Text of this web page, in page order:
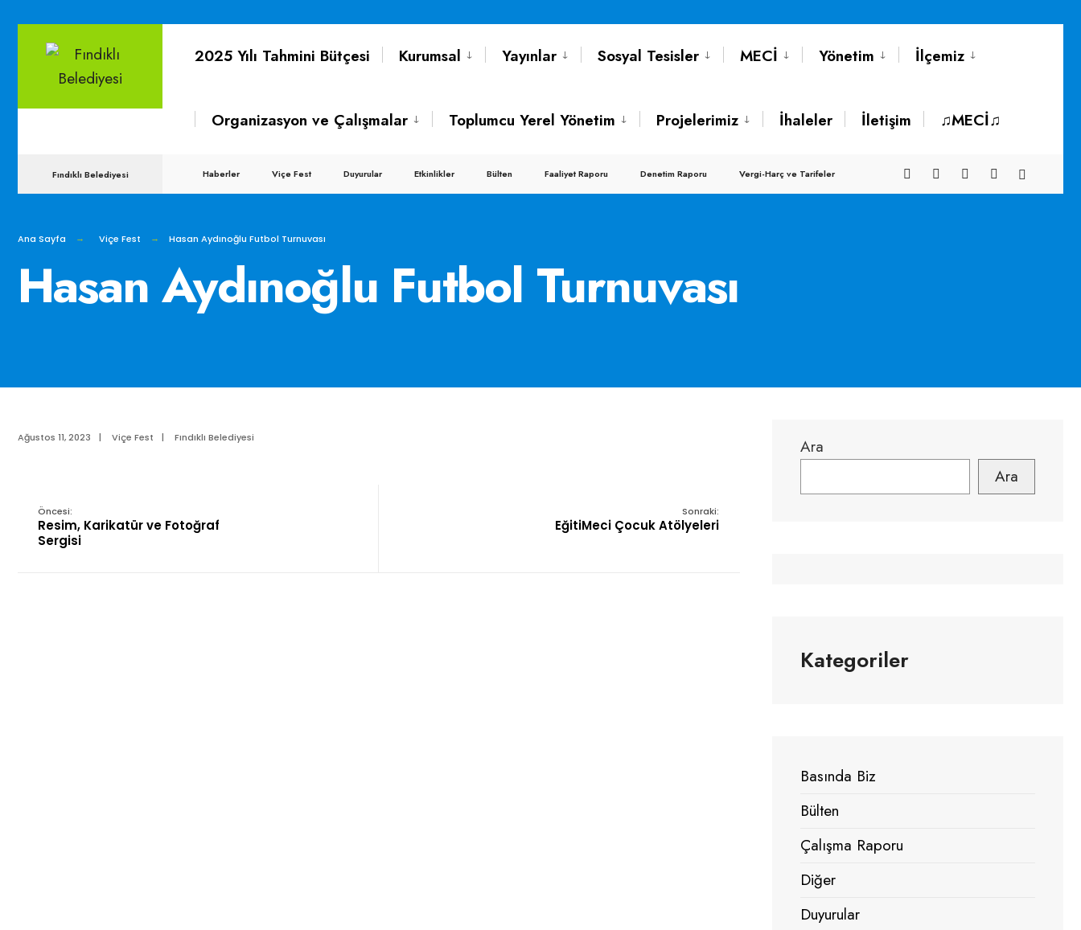
Skip
content
2025 Yılı Tahmini Bütçesi Kurumsal Yayınlar Sosyal Tesisler MECİ Yönetim İlçemiz
Organizasyon ve Çalışmalar Toplumcu Yerel Yönetim Projelerimiz İhaleler İletişim ♫MECİ♫
Fındıklı Belediyesi Haberler Viçe Fest Duyurular Etkinlikler Bülten Faaliyet Raporu Denetim Raporu Vergi-Harç ve Tarifeler
Ana Sayfa Viçe Fest Hasan Aydınoğlu Futbol Turnuvası
Hasan Aydınoğlu Futbol Turnuvası
Ağustos 11, 2023 | Viçe Fest | Fındıklı Belediyesi
Öncesi:
Resim, Karikatür ve Fotoğraf
Sergisi
Sonraki:
EğitiMeci Çocuk Atölyeleri
Ara
Ara
Kategoriler
Basında Biz
Bülten
Çalışma Raporu
Diğer
Duyurular